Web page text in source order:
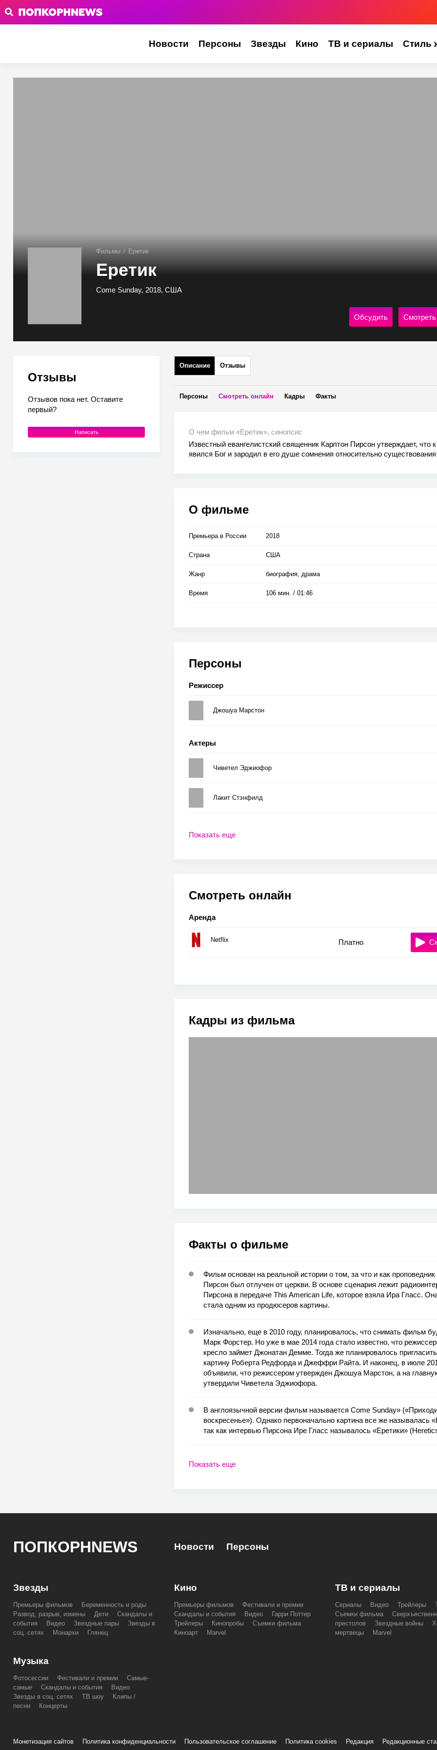
Новости Персоны Звезды Кино ТВ и сериалы Стиль
Фильмы / Еретик
Еретик
Come Sunday, 2018, США
Обсудить
Отзывы
Отзывов пока нет. Оставите
первый?
Написать
Описание Отзывы
Персоны Смотреть онлайн Кадры Факты
О чем фильм «Еретик», синопсис
Известный евангелистский священник Карлтон Пирсон утверждает, что
явился Бог и зародил в его душе сомнения относительно
О фильме
Премьера в Росcии 2018
Страна США
Жанр биография, драма
Время 106 мин. / 01:46
Персоны
Режиссер
Джошуа Марстон
Актеры
Чиветел Эджиофор
Лакит Стэнфилд
Показать еще
Смотреть онлайн
Аренда
Netflix Платно
Кадры из фильма
Факты о фильме
Фильм основан на реальной истории о том, за что и как проповедник
Пирсон был отлучен от церкви. В основе сценария лежит
Пирсона в передаче This American Life, которое взяла Ира Гласс.
стала одним из продюсеров картины.
Изначально, еще в 2010 году, планировалось, что снимать фильм
Марк Форстер. Но уже в мае 2014 года стало известно, что
кресло займет Джонатан Демме. Тогда же планировалось
картину Роберта Редфорда и Джеффри Райта. И наконец, в июле
объявили, что режиссером утвержден Джошуа Марстон, а на
утвердили Чиветела Эджиофора.
В англоязычной версии фильм называется Come Sunday»
воскресенье»). Однако первоначально картина все же называлась
так как интервью Пирсона Ире Гласс называлось «Еретики»
Показать еще
ПОПКОРНNEWS Новости Персоны
Звезды
Премьеры фильмов
Беременность и роды
Развод, разрыв, измены
Дети
Скандалы и
события
Видео Звездные пары
Звезды в
соц. сетях
Монархи Глянец
Кино
Премьеры фильмов
Фестивали и премии
Скандалы и события
Видео
Гарри Поттер
Трейлеры
Кинопробы
Съемки фильма
Киноарт
Marvel
ТВ и сериалы
Сериалы Видео Трейлеры
Съемки фильма
престолов
Звездные войны
мертвецы
Marvel
Музыка
Фотосессии Фестивали и премии
Самые-
самые
Скандалы и события
Видео
Звезды в соц. сетях
ТВ шоу
Клипы /
песни
Концерты
Монетизация сайтов Политика конфиденциальности Пользовательское соглашение Политика cookies Редакция Редакционные